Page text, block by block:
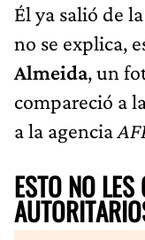
Él ya salió de
no se explica,
Almeida, un
compareció a
a la agencia
ESTO NO